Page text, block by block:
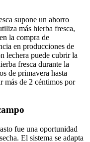
supone un ahorro
más hierba fresca,
la compra de
en producciones de
lechera puede cubrir la
fresca durante la
de primavera hasta
más de 2 céntimos por
fue una oportunidad
El sistema se adapta